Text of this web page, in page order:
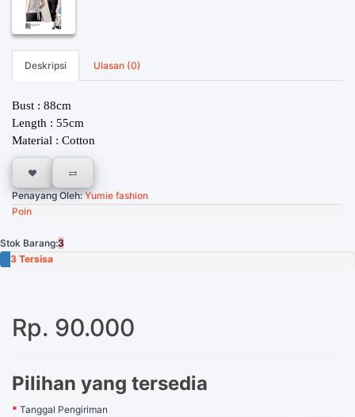
Deskripsi Ulasan (0)
Bust : 88cm
Length : 55cm
Material : Cotton
Penayang Oleh:Yumie fashion
Poin
Stok Barang:3
3 Tersisa
Rp. 90.000
Pilihan yang tersedia
Tanggal Pengiriman